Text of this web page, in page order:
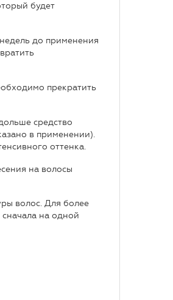
будет
до применения
прекратить
средство
в применении).
оттенка.
на волосы
волос. Для более
на одной